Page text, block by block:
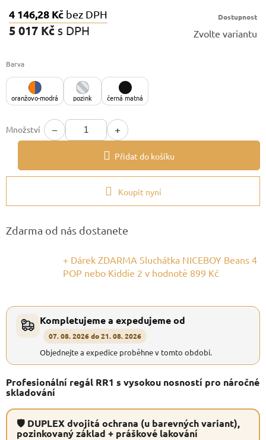
4 146,28 Kč bez DPH
5 017 Kč s DPH
Dostupnost
Zvolte variantu
Barva
oranžovo-modrá pozink černá matná
Množství − +
Přidat do košíku
Koupit nyní
Zdarma od nás dostanete
+ Dárek ZDARMA Sluchátka NICEBOY Beans 4
POP nebo Kiddie 2 v hodnotě 899 Kč
Kompletujeme a expedujeme od
07. 08. 2026 do 21. 08. 2026
Objednejte a expedice proběhne v tomto období.
Profesionální regál RR1 s vysokou nosností pro náročné
skladování
🛡 DUPLEX dvojitá ochrana (u barevných variant),
pozinkovaný základ + práškové lakování